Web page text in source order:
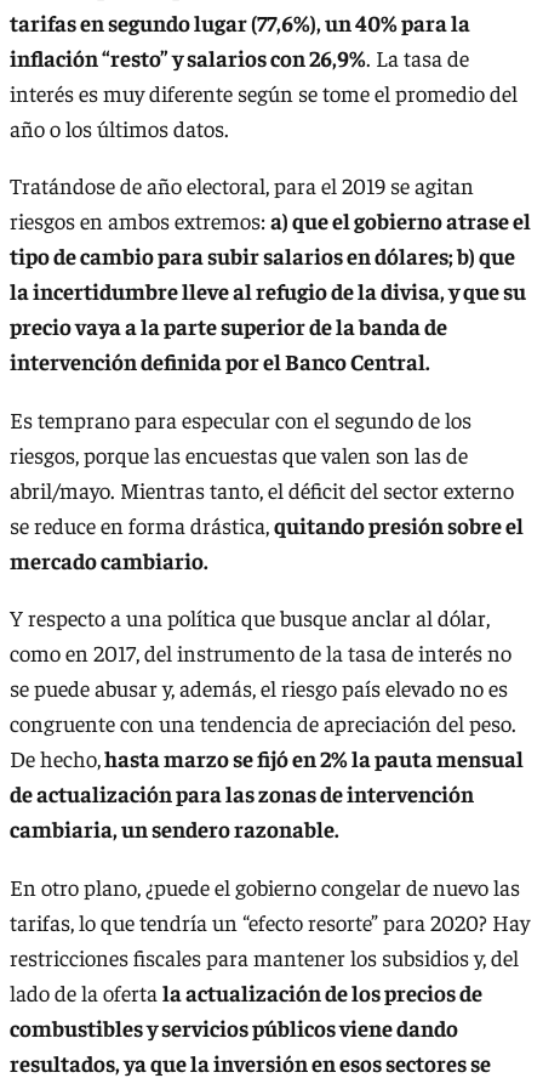
tarifas en segundo lugar (77,6%), un 40% para la
inflación “resto” y salarios con 26,9%. La tasa de
interés es muy diferente según se tome el promedio del
año o los últimos datos.
Tratándose de año electoral, para el 2019 se agitan
riesgos en ambos extremos:a) que el gobierno atrase el
tipo de cambio para subir salarios en dólares; b) que
la incertidumbre lleve al refugio de la divisa, y que su
precio vaya a la parte superior de la banda de
intervención definida por el Banco Central.
Es temprano para especular con el segundo de los
riesgos, porque las encuestas que valen son las de
abril/mayo. Mientras tanto, el déficit del sector externo
se reduce en forma drástica,quitando presión sobre el
mercado cambiario.
Y respecto a una política que busque anclar al dólar,
como en 2017, del instrumento de la tasa de interés no
se puede abusar y, además, el riesgo país elevado no es
congruente con una tendencia de apreciación del peso.
De hecho,hasta marzo se fijó en 2% la pauta mensual
de actualización para las zonas de intervención
cambiaria, un sendero razonable.
En otro plano, ¿puede el gobierno congelar de nuevo las
tarifas, lo que tendría un “efecto resorte” para 2020? Hay
restricciones fiscales para mantener los subsidios y, del
lado de la oferta la actualización de los precios de
combustibles y servicios públicos viene dando
resultados, ya que la inversión en esos sectores se